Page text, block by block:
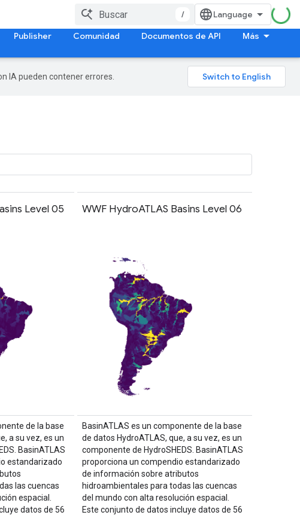
/
Publisher Comunidad Documentos de API Más
IA pueden contener errores.
Level 05
de la base
a su vez, es un
BasinATLAS
estandarizado
las cuencas
espacial.
datos de 56
WWF HydroATLAS Basins Level 06
BasinATLAS es un componente de la base
de datos HydroATLAS, que, a su vez, es un
componente de HydroSHEDS. BasinATLAS
proporciona un compendio estandarizado
de información sobre atributos
hidroambientales para todas las cuencas
del mundo con alta resolución espacial.
Este conjunto de datos incluye datos de 56